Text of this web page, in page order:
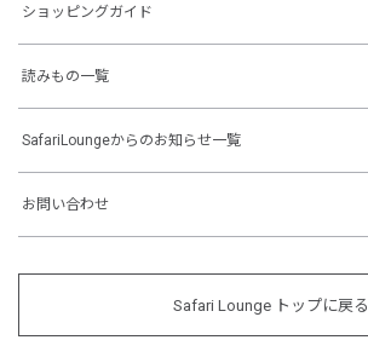
ショッピングガイド
読みもの一覧
SafariLoungeからのお知らせ一覧
お問い合わせ
Safari Lounge トップに戻る